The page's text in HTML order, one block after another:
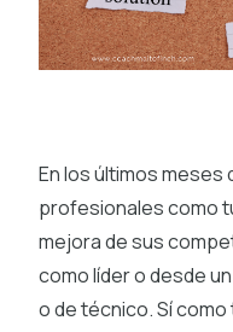
En los últimos meses
profesionales como
mejora de sus
como líder o desde
o de técnico. Sí